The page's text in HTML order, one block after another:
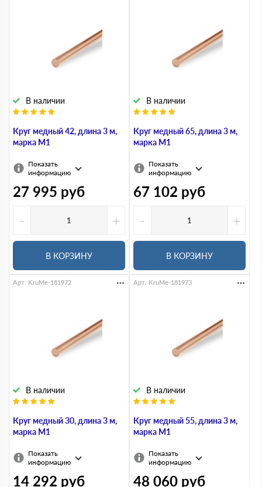
Круг медный 42, длина 3 м,
марка М1
В наличии
Показать
информацию
27 995 руб
-
+
В КОРЗИНУ
Круг медный 65, длина 3 м,
марка М1
В наличии
Показать
информацию
67 102 руб
-
+
В КОРЗИНУ
Круг медный 30, длина 3 м,
марка М1
В наличии
Арт. KruMe-181972
Показать
информацию
14 292 руб
Круг медный 55, длина 3 м,
марка М1
В наличии
Арт. KruMe-181973
Показать
информацию
48 060 руб